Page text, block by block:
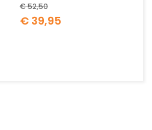
Special
Price
€ 39,95
€ 52,50